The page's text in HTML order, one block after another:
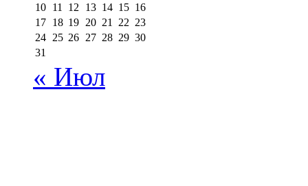
10 11 12 13 14 15 16
17 18 19 20 21 22 23
24 25 26 27 28 29 30
31
« Июл